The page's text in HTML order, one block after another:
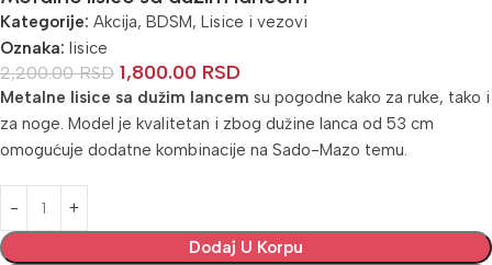
Kategorije: Akcija, BDSM, Lisice i vezovi
Oznaka: lisice
2,200.00RSD 1,800.00 RSD
Metalne lisice sa dužim lancem su pogodne kako za ruke, tako i
za noge. Model je kvalitetan i zbog dužine lanca od 53 cm
omogućuje dodatne kombinacije na Sado-Mazo temu.
Dodaj U Korpu
Alternative: